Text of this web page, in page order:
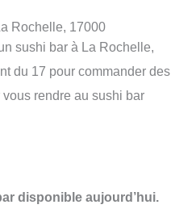
Rochelle, 17000
sushi bar à La Rochelle,
du 17 pour commander des
rendre au sushi bar
disponible aujourd’hui.